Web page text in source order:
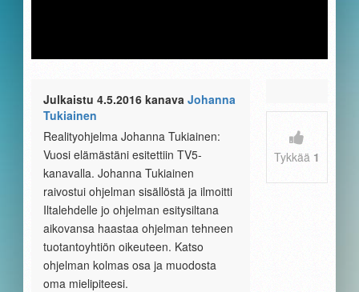
Julkaistu 4.5.2016 kanava Johanna
Tukiainen
Realityohjelma Johanna Tukiainen:
Vuosi elämästäni esitettiin TV5-
kanavalla. Johanna Tukiainen
raivostui ohjelman sisällöstä ja ilmoitti
Iltalehdelle jo ohjelman esitysiltana
aikovansa haastaa ohjelman tehneen
tuotantoyhtiön oikeuteen. Katso
ohjelman kolmas osa ja muodosta
oma mielipiteesi.
Tykkää 1